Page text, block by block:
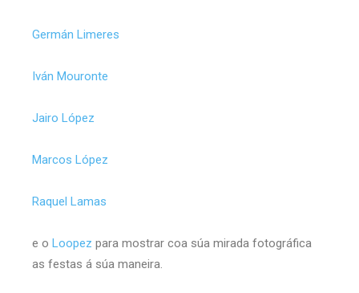
Germán Limeres
Iván Mouronte
Jairo López
Marcos López
Raquel Lamas
e o Loopez para mostrar coa súa mirada fotográfica
as festas á súa maneira.